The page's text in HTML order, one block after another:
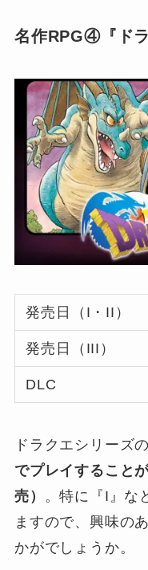
名作RPG④『ド
発売日（I・II）
発売日（III）
DLC
ドラクエシリーズ
でプレイすること
売）
。特に『I』な
ますので、興味の
かがでしょうか。